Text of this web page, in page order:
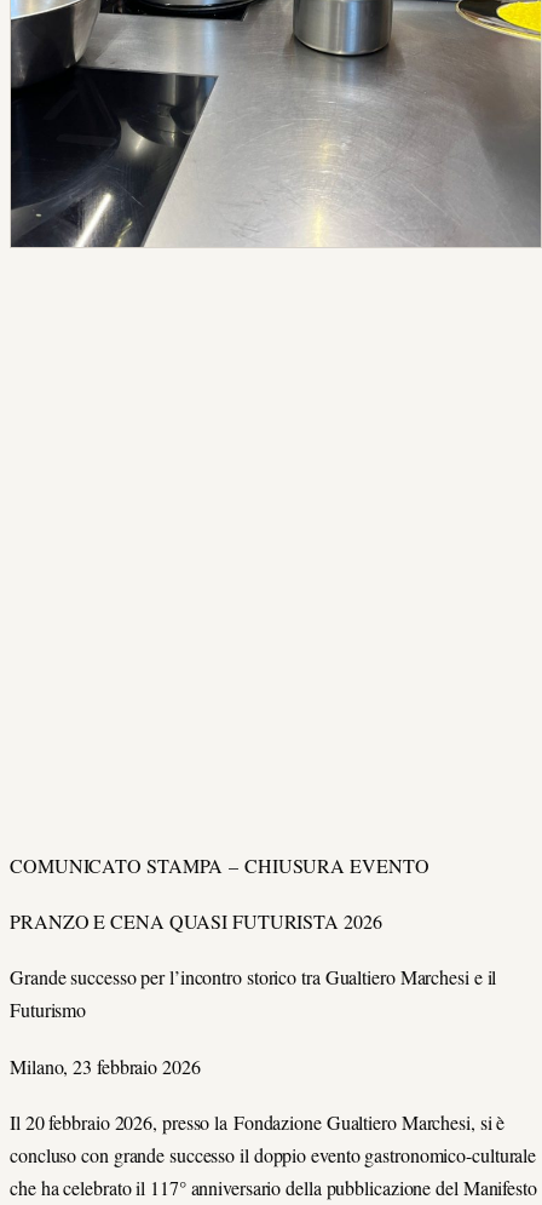
COMUNICATO STAMPA – CHIUSURA EVENTO
PRANZO E CENA QUASI FUTURISTA 2026
Grande successo per l’incontro storico tra Gualtiero Marchesi e il
Futurismo
Milano, 23 febbraio 2026
Il 20 febbraio 2026, presso la Fondazione Gualtiero Marchesi, si è
concluso con grande successo il doppio evento gastronomico-culturale
che ha celebrato il 117° anniversario della pubblicazione del Manifesto